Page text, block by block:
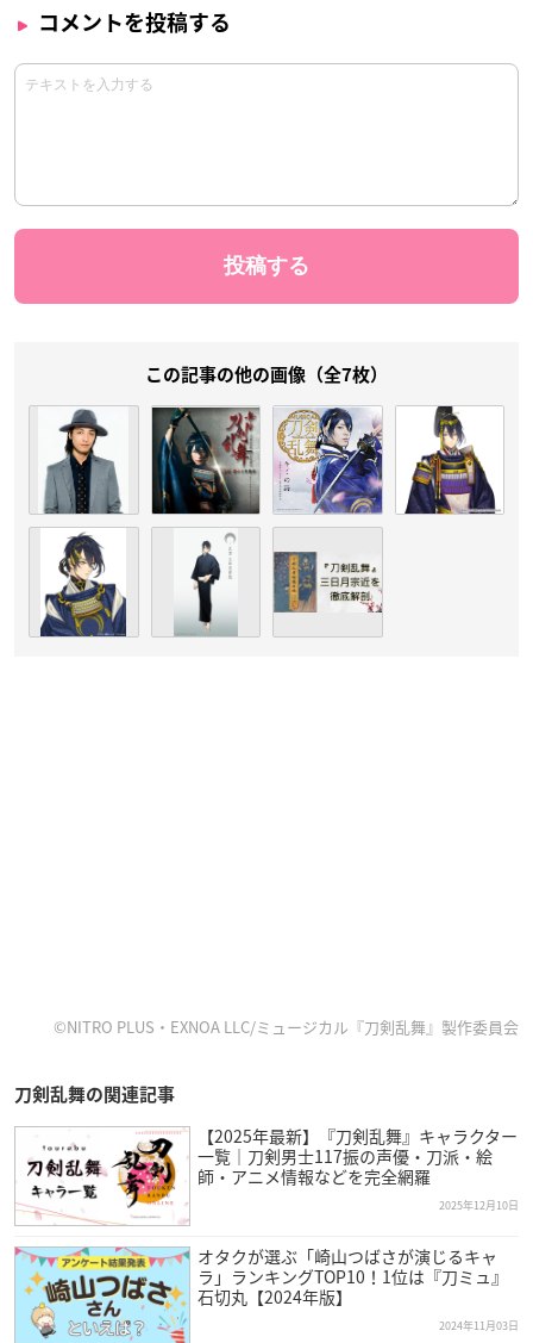
コメントを投稿する
この記事の他の画像（全7枚）
©NITRO PLUS・EXNOA LLC/ミュージカル『刀剣乱舞』製作委員会
刀剣乱舞の関連記事
【2025年最新】『刀剣乱舞』キャラクター
一覧｜刀剣男士117振の声優・刀派・絵
師・アニメ情報などを完全網羅
2025年12月10日
オタクが選ぶ「崎山つばさが演じるキャ
ラ」ランキングTOP10！1位は『刀ミュ』
石切丸【2024年版】
2024年11月03日